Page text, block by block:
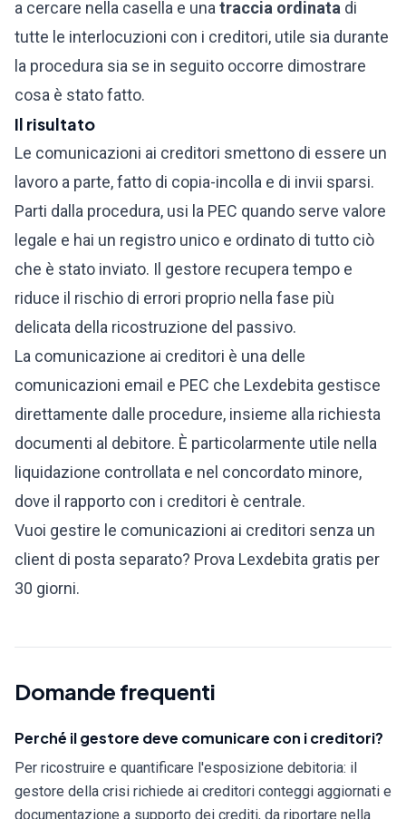
a cercare nella casella e una traccia ordinata di
tutte le interlocuzioni con i creditori, utile sia durante
la procedura sia se in seguito occorre dimostrare
cosa è stato fatto.
Il risultato
Le comunicazioni ai creditori smettono di essere un
lavoro a parte, fatto di copia-incolla e di invii sparsi.
Parti dalla procedura, usi la PEC quando serve valore
legale e hai un registro unico e ordinato di tutto ciò
che è stato inviato. Il gestore recupera tempo e
riduce il rischio di errori proprio nella fase più
delicata della ricostruzione del passivo.
La comunicazione ai creditori è una delle
comunicazioni email e PEC che Lexdebita gestisce
direttamente dalle procedure, insieme alla richiesta
documenti al debitore. È particolarmente utile nella
liquidazione controllata e nel concordato minore,
dove il rapporto con i creditori è centrale.
Vuoi gestire le comunicazioni ai creditori senza un
client di posta separato? Prova Lexdebita gratis per
30 giorni.
Domande frequenti
Perché il gestore deve comunicare con i creditori?
Per ricostruire e quantificare l'esposizione debitoria: il
gestore della crisi richiede ai creditori conteggi aggiornati e
documentazione a supporto dei crediti, da riportare nella